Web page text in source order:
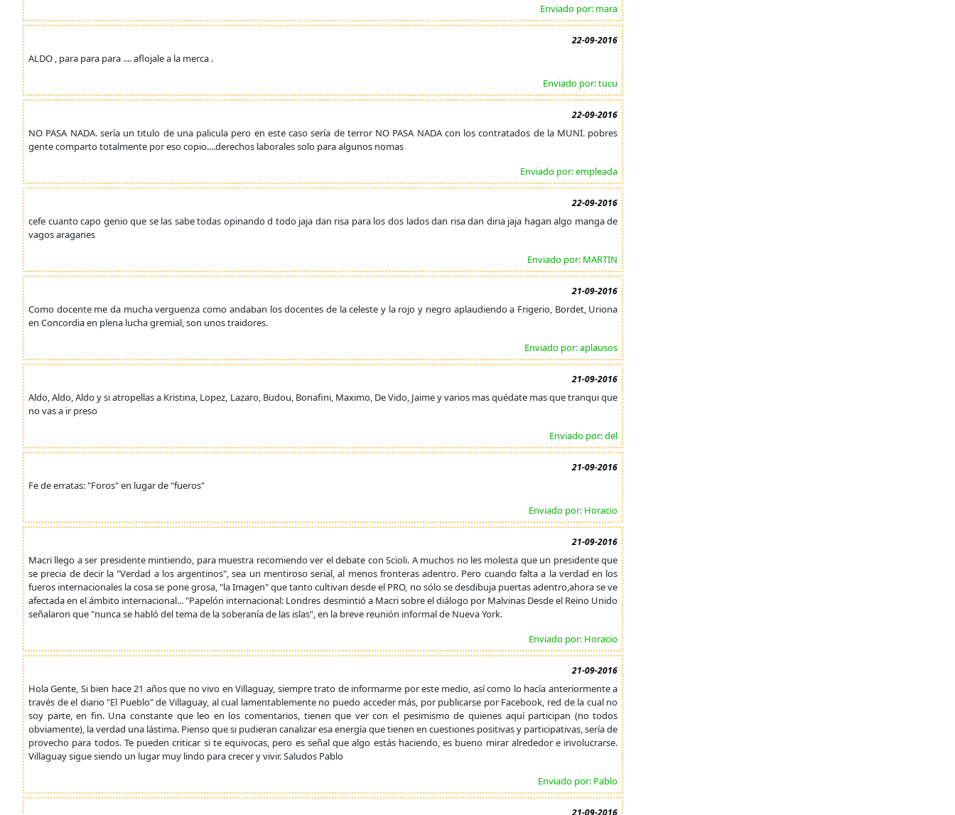
Enviado por: mara
22-09-2016
ALDO , para para para .... aflojale a la merca .
Enviado por: tucu
22-09-2016
NO PASA NADA. sería un titulo de una palicula pero en este caso sería de terror NO PASA NADA con los contratados de la MUNI. pobres
gente comparto totalmente por eso copio....derechos laborales solo para algunos nomas
Enviado por: empleada
22-09-2016
cefe cuanto capo genio que se las sabe todas opinando d todo jaja dan risa para los dos lados dan risa dan diria jaja hagan algo manga de
vagos araganes
Enviado por: MARTIN
21-09-2016
Como docente me da mucha verguenza como andaban los docentes de la celeste y la rojo y negro aplaudiendo a Frigerio, Bordet, Uriona
en Concordia en plena lucha gremial, son unos traidores.
Enviado por: aplausos
21-09-2016
Aldo, Aldo, Aldo y si atropellas a Kristina, Lopez, Lazaro, Budou, Bonafini, Maximo, De Vido, Jaime y varios mas quédate mas que tranqui que
no vas a ir preso
Enviado por: del
21-09-2016
Fe de erratas: "Foros" en lugar de "fueros"
Enviado por: Horacio
21-09-2016
Macri llego a ser presidente mintiendo, para muestra recomiendo ver el debate con Scioli. A muchos no les molesta que un presidente que
se precia de decir la "Verdad a los argentinos", sea un mentiroso serial, al menos fronteras adentro. Pero cuando falta a la verdad en los
fueros internacionales la cosa se pone grosa, "la Imagen" que tanto cultivan desde el PRO, no sólo se desdibuja puertas adentro,ahora se ve
afectada en el ámbito internacional... "Papelón internacional: Londres desmintió a Macri sobre el diálogo por Malvinas Desde el Reino Unido
señalaron que "nunca se habló del tema de la soberanía de las islas", en la breve reunión informal de Nueva York.
Enviado por: Horacio
21-09-2016
Hola Gente, Si bien hace 21 años que no vivo en Villaguay, siempre trato de informarme por este medio, así como lo hacía anteriormente a
través de el diario "El Pueblo" de Villaguay, al cual lamentablemente no puedo acceder más, por publicarse por Facebook, red de la cual no
soy parte, en fin. Una constante que leo en los comentarios, tienen que ver con el pesimismo de quienes aquí participan (no todos
obviamente), la verdad una lástima. Pienso que si pudieran canalizar esa energía que tienen en cuestiones positivas y participativas, sería de
provecho para todos. Te pueden criticar si te equivocas, pero es señal que algo estás haciendo, es bueno mirar alrededor e involucrarse.
Villaguay sigue siendo un lugar muy lindo para crecer y vivir. Saludos Pablo
Enviado por: Pablo
21-09-2016